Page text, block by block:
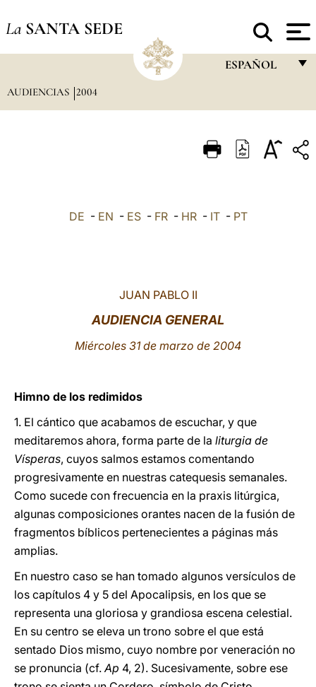
La SANTA SEDE
ESPAÑOL
ITALIANO
LATINE
AUDIENCIAS 2004
DE - EN - ES- FR- HR- IT- PT
JUAN PABLO II
AUDIENCIA GENERAL
Miércoles 31 de marzo de 2004
Himno de los redimidos
1. El cántico que acabamos de escuchar, y que
meditaremos ahora, forma parte de la liturgia de
Vísperas, cuyos salmos estamos comentando
progresivamente en nuestras catequesis semanales.
Como sucede con frecuencia en la praxis litúrgica,
algunas composiciones orantes nacen de la fusión de
fragmentos bíblicos pertenecientes a páginas más
amplias.
En nuestro caso se han tomado algunos versículos de
los capítulos 4 y 5 del Apocalipsis, en los que se
representa una gloriosa y grandiosa escena celestial.
En su centro se eleva un trono sobre el que está
sentado Dios mismo, cuyo nombre por veneración no
se pronuncia (cf.Ap 4, 2). Sucesivamente, sobre ese